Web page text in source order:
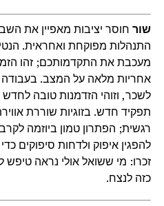
שורחוסר יציבות מאפיין את
התנהלות מפוקחת ואחראית.
מעכבת את התקדמותכם; זהו
אחריות מלאה על המצב. בעבודה
לשכר, וזוהי הזדמנות טובה
תפקיד חדש. בזוגיות שוררת
רגשית; הפתרון טמון ביוזמה
להפגין איפוק ולדחות סיפוקים
זכרו: מי ששואל אולי נראה
כזה לנצח.